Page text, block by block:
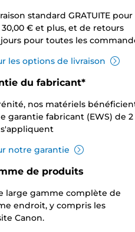
standard GRATUITE pour
€ et plus, et de retours
pour toutes les
les options de livraison
du fabricant*
nos matériels
garantie fabricant (EWS) de 2
notre garantie
de produits
large gamme complète de
endroit, y compris les
Canon.